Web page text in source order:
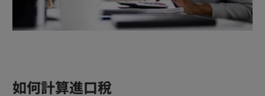
如何計算進口稅